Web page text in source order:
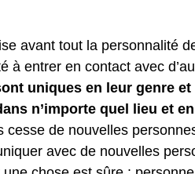
avant tout la personnalité
à entrer en contact avec
uniques en leur genre
n’importe quel lieu et
cesse de nouvelles
avec de nouvelles